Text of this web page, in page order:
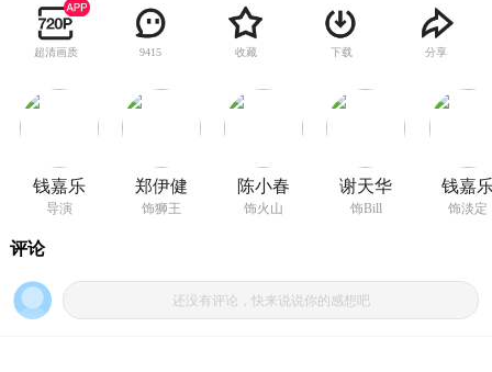
sir（曾志伟 饰）的带领下，为了救济儿童而偷取
特效药，却惨遭设局，陷入枪林弹雨的险境之
中。兄弟们抱着视死如归的豪情，展开一连串的
比一人活着痛快！
超清画质 9415 收藏 下载 分享
钱嘉乐
导演
郑伊健
饰狮王
陈小春
饰火山
谢天华
饰Bill
钱嘉
饰淡定